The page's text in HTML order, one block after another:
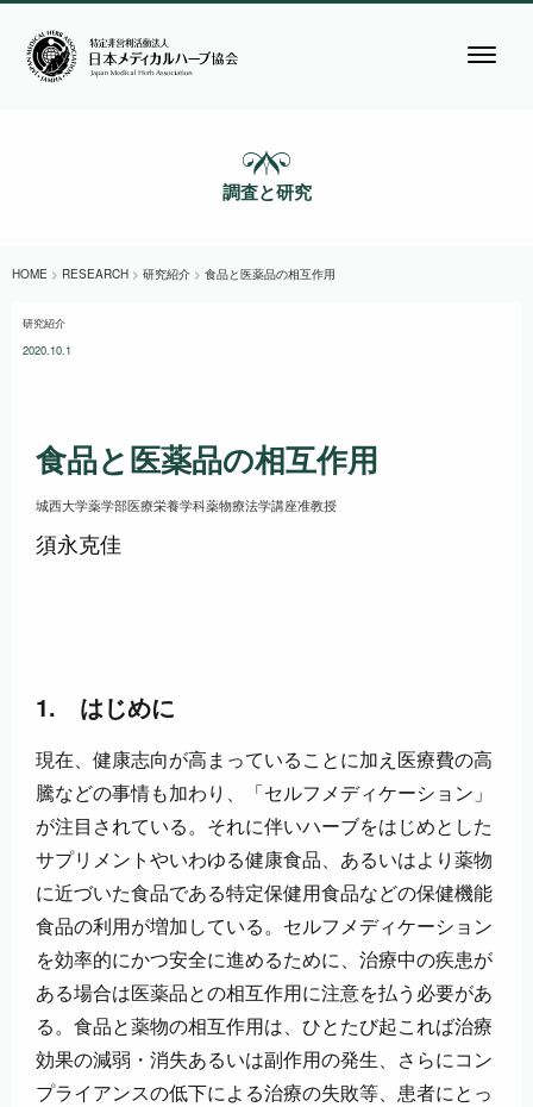
調査と研究
HOME > RESEARCH > 研究紹介 > 食品と医薬品の相互作用
研究紹介
2020.10.1
食品と医薬品の相互作用
城西大学薬学部医療栄養学科薬物療法学講座准教授
須永克佳
1. はじめに
現在、健康志向が高まっていることに加え医療費の高
騰などの事情も加わり、「セルフメディケーション」
が注目されている。それに伴いハーブをはじめとした
サプリメントやいわゆる健康食品、あるいはより薬物
に近づいた食品である特定保健用食品などの保健機能
食品の利用が増加している。セルフメディケーション
を効率的にかつ安全に進めるために、治療中の疾患が
ある場合は医薬品との相互作用に注意を払う必要があ
る。食品と薬物の相互作用は、ひとたび起これば治療
効果の減弱・消失あるいは副作用の発生、さらにコン
プライアンスの低下による治療の失敗等、患者にとっ